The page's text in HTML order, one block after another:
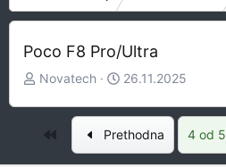
Poco F8 Pro/Ultra
Z
e
Novatech
D
t
u
m
26.11.2025
Prethodna 4 od 5